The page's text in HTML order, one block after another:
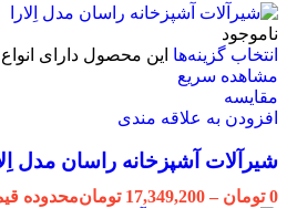
ناموجود
انتخاب گزینه‌ها این محصول دارای
مشاهده سریع
مقایسه
افزودن به علاقه مندی
شیرآلات آشپزخانه راسان مدل
0 تومان –
17,349,200 تومانمحدوده قیمت: 0 تومان تا